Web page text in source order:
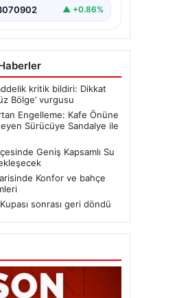
▲ +0.86%
kritik bildiri: Dikkat
Bölge’ vurgusu
Engelleme: Kafe Önüne
Sürücüye Sandalye ile
Geniş Kapsamlı Su
Konfor ve bahçe
sonrası geri döndü